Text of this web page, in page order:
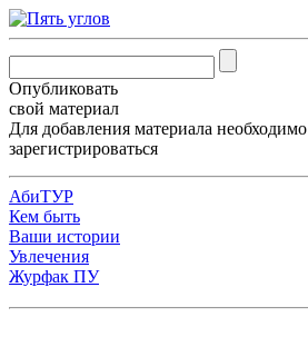
Опубликовать
свой материал
Для добавления материала необходимо
зарегистрироваться
АбиТУР
Кем быть
Ваши истории
Увлечения
Журфак ПУ